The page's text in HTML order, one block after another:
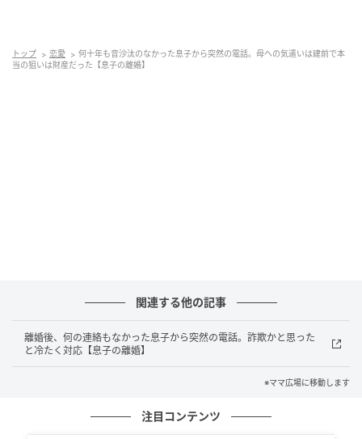
んて白々しい言葉に思わず呆れてしまいます。これま
で何の連絡もしてこなかった渉から突然連絡が入るな
んて、何か裏があるとしか思えませんでした。
案の定、渉は「母さんも年だし心配になってさ」と口
先だけの言葉を並べ始めます。ご機嫌取りのような態
トップ 恋愛
何十年も音沙汰のなかった息子から突然の電話。母への気遣いは建前で本
当の狙いは財産だった【息子の離婚】
関連する他の記事
離婚後、何の連絡もなかった息子から突然の電話。詐欺かと思った
と冷たく対応【息子の離婚】
※ママ広場に移動します
注目コンテンツ